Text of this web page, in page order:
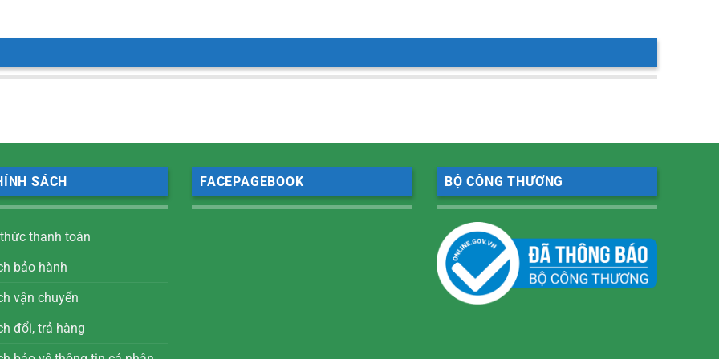
SÁCH
thanh toán
bảo hành
vận chuyển
đổi, trả hàng
FACEPAGEBOOK BỘ CÔNG THƯƠNG